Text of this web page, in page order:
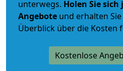
unterwegs. Holen Sie
Angebote und erhalten
Überblick über die Kosten
Kostenlose